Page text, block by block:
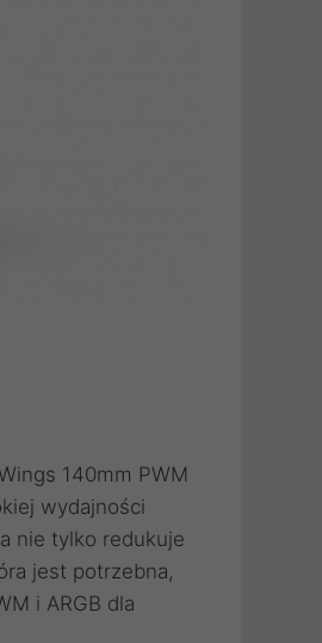
140mm PWM
wydajności
nie tylko redukuje
jest potrzebna,
i ARGB dla